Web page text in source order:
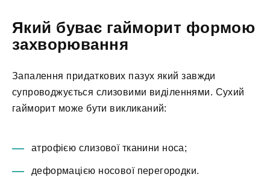
Який буває гайморит формою
захворювання
Запалення придаткових пазух який завжди
супроводжується слизовими виділеннями. Сухий
гайморит може бути викликаний:
атрофією слизової тканини носа;
деформацією носової перегородки.